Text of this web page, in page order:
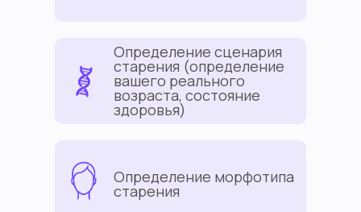
Определение сценария
старения (определение
вашего реального
возраста, состояние
здоровья)
Определение морфотипа
старения